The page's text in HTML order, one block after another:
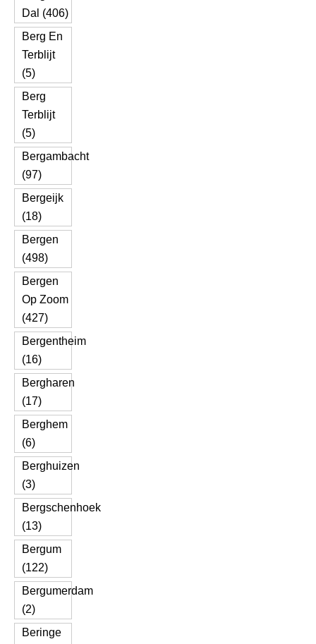
Dal (406)
Berg En
Terblijt
(5)
Berg
Terblijt
(5)
Bergambacht
(97)
Bergeijk
(18)
Bergen
(498)
Bergen
Op Zoom
(427)
Bergentheim
(16)
Bergharen
(17)
Berghem
(6)
Berghuizen
(3)
Bergschenhoek
(13)
Bergum
(122)
Bergumerdam
(2)
Beringe